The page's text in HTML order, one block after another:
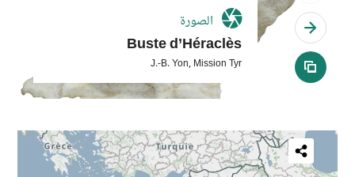
الصورة
Buste d’Héraclès
J.-B. Yon, Mission Tyr
see next slide
see all media
Partager